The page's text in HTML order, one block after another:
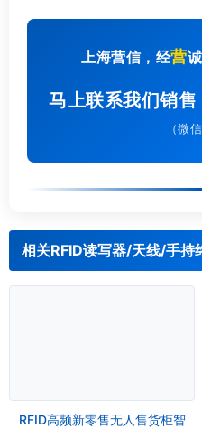
上海营信，经营诚
马上联系我们销售
（微
相关RFID读写器/天线/手持
RFID高频新零售无人售货柜智